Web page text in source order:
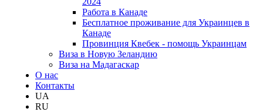
Работа в Канаде
Бесплатное проживание для Украинцев в
Канаде
Провинция Квебек - помощь Украинцам
Виза в Новую Зеландию
Виза на Мадагаскар
О нас
Контакты
UA
RU